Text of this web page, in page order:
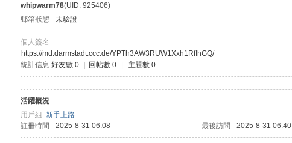
whipwarm78(UID: 925406)
郵箱狀態
未驗證
個人簽名
https://md.darmstadt.ccc.de/YPTh3AW3RUW1Xxh1RfIhGQ/
統計信息 好友數 0 回帖數 0 主題數 0
活躍概況
用戶組新手上路
註冊時間
2025-8-31 06:08 最後訪問 2025-8-31 06:40